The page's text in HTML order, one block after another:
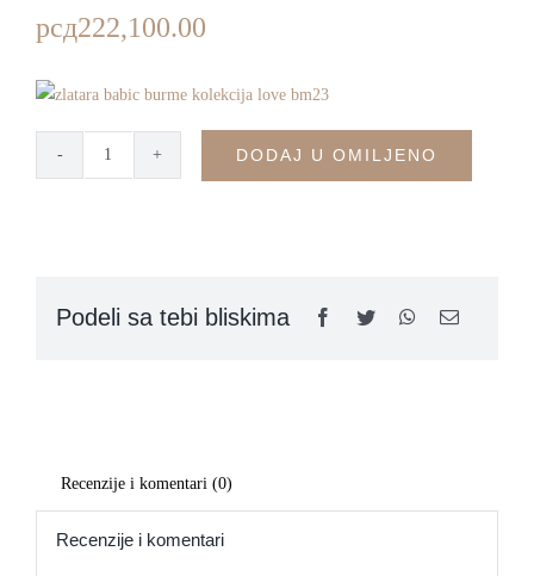
рсд222,100.00
quantity
DODAJ U OMILJENO
Podeli sa tebi bliskima
Recenzije i komentari (0)
Recenzije i komentari